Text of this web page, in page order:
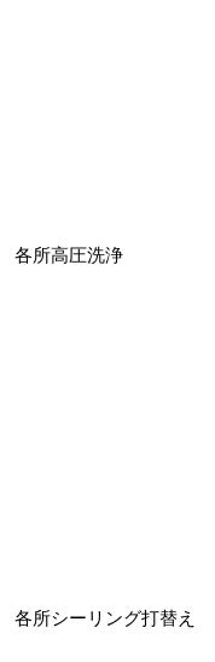
各所高圧洗浄
各所シーリング打替え